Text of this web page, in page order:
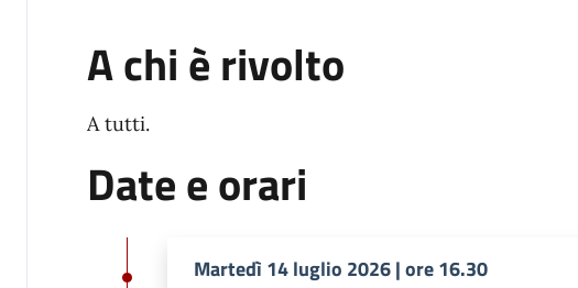
A chi è rivolto
A tutti.
Date e orari
Martedì 14 luglio 2026 | ore 16.30